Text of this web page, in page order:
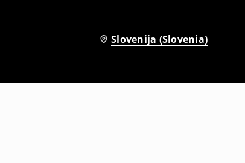
Slovenija (Slovenia)